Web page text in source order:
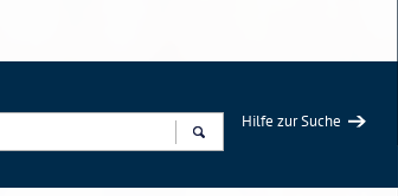
Hilfe zur Suche